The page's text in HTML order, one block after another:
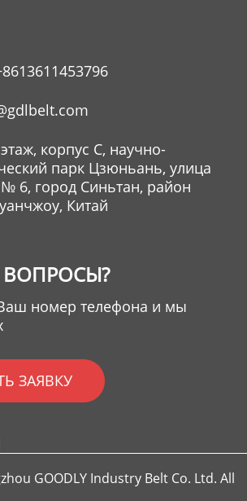
корпус C, научно-
парк Цзюньань, улица
6, город Синьтан, район
Китай
номер телефона и мы
ЗАЯВКУ
GOODLY Industry Belt Co. Ltd. All